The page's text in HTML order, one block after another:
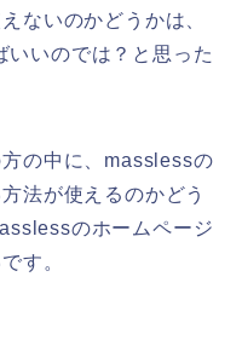
ないのかどうかは、
いのでは？と思った
の中に、masslessの
法が使えるのかどう
のホームページ
す。